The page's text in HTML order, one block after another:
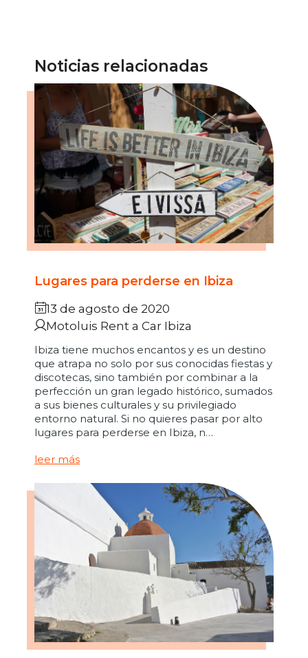
Noticias relacionadas
Lugares para perderse en Ibiza
13 de agosto de 2020
Motoluis Rent a Car Ibiza
Ibiza tiene muchos encantos y es un destino
que atrapa no solo por sus conocidas fiestas y
discotecas, sino también por combinar a la
perfección un gran legado histórico, sumados
a sus bienes culturales y su privilegiado
entorno natural. Si no quieres pasar por alto
lugares para perderse en Ibiza, n…
leer más